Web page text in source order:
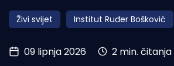
Obala
Otoci
Turizam i nautika
Živi svijet Institut Ruđer Bošković
09 lipnja 2026 2 min. čitanja